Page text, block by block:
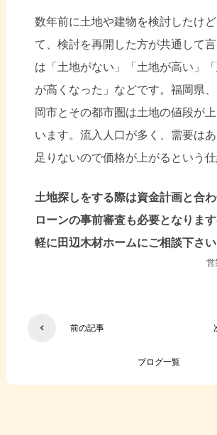
数年前に土地や建物を検討したけ
て、検討を再開した方が共通して
は「土地がない」「土地が高い」
が高くなった」などです。福岡県
岡市とその都市圏は土地の値段が
います。流入人口が多く、需要は
足りないので価格が上がるという仕
土地探しをする際は資金計画と合
ローンの事前審査も必要となりま
軽に田辺木材ホームにご相談下さい
前の記事
ブログ一覧